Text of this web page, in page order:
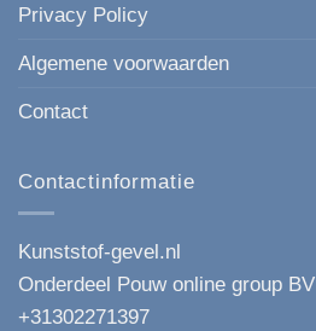
Privacy Policy
Algemene voorwaarden
Contact
Contactinformatie
Kunststof-gevel.nl
Onderdeel Pouw online group BV
+31302271397